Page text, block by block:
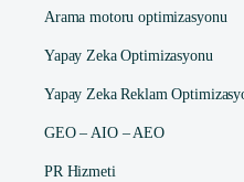
Arama motoru optimizasyonu
Yapay Zeka Optimizasyonu
Yapay Zeka Reklam
GEO – AIO – AEO
PR Hizmeti